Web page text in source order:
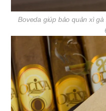
Boveda giúp bảo quản xì